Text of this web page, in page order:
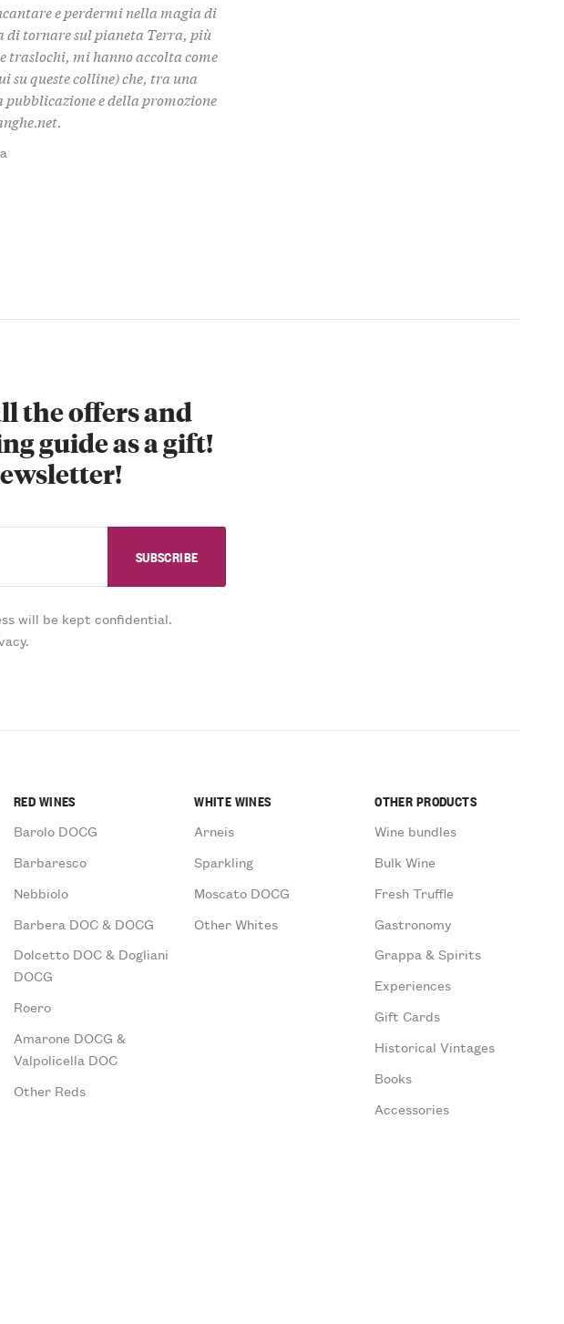
e perdermi nella magia di
di tornare sul pianeta Terra, più
traslochi, mi hanno accolta come
queste colline) che, tra una
e della promozione
the offers and
guide as a gift!
will be kept confidential.
RED WINES
Barolo DOCG
Barbaresco
Nebbiolo
Barbera DOC & DOCG
Dolcetto DOC & Dogliani
DOCG
Roero
Amarone DOCG &
Valpolicella DOC
Other Reds
WHITE WINES
Arneis
Sparkling
Moscato DOCG
Other Whites
OTHER PRODUCTS
Wine bundles
Bulk Wine
Fresh Truffle
Gastronomy
Grappa & Spirits
Experiences
Gift Cards
Historical Vintages
Books
Accessories